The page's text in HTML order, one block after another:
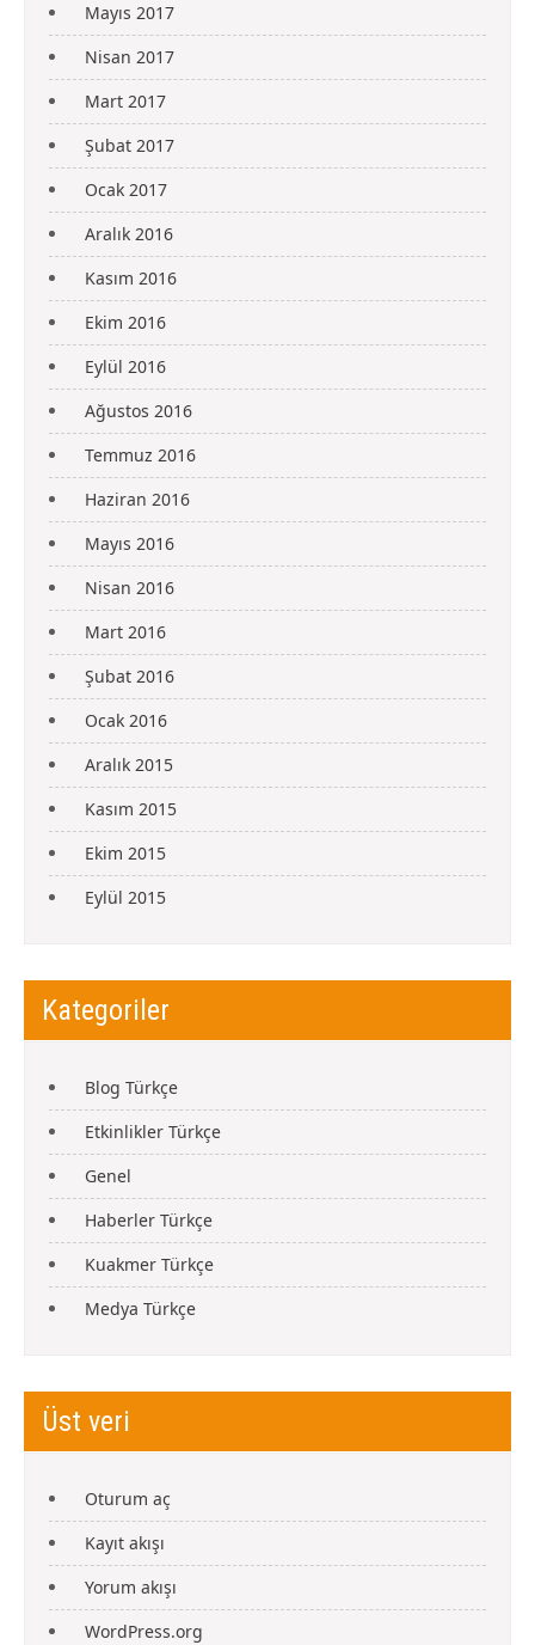
Mayıs 2017
Nisan 2017
Mart 2017
Şubat 2017
Ocak 2017
Aralık 2016
Kasım 2016
Ekim 2016
Eylül 2016
Ağustos 2016
Temmuz 2016
Haziran 2016
Mayıs 2016
Nisan 2016
Mart 2016
Şubat 2016
Ocak 2016
Aralık 2015
Kasım 2015
Ekim 2015
Eylül 2015
Kategoriler
Blog Türkçe
Etkinlikler Türkçe
Genel
Haberler Türkçe
Kuakmer Türkçe
Medya Türkçe
Üst veri
Oturum aç
Kayıt akışı
Yorum akışı
WordPress.org